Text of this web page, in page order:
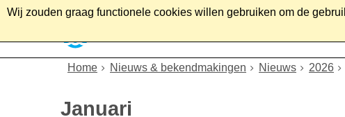
Wij zouden graag functionele cookies willen gebruiken om de
Home Nieuws & bekendmakingen Nieuws 2026
Januari